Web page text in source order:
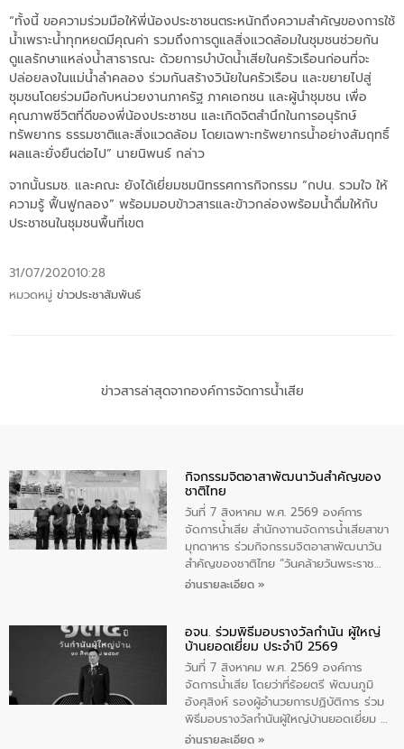
“ทั้งนี้ ขอความร่วมมือให้พี่น้องประชาชนตระหนักถึงความสำคัญของการใช้
น้ำเพราะน้ำทุกหยดมีคุณค่า รวมถึงการดูแลสิ่งแวดล้อมในชุมชนช่วยกัน
ดูแลรักษาแหล่งน้ำสาธารณะ ด้วยการบำบัดน้ำเสียในครัวเรือนก่อนที่จะ
ปล่อยลงในแม่น้ำลำคลอง ร่วมกันสร้างวินัยในครัวเรือน และขยายไปสู่
ชุมชนโดยร่วมมือกับหน่วยงานภาครัฐ ภาคเอกชน และผู้นำชุมชน เพื่อ
คุณภาพชีวิตที่ดีของพี่น้องประชาชน และเกิดจิตสำนึกในการอนุรักษ์
ทรัพยากร ธรรมชาติและสิ่งแวดล้อม โดยเฉพาะทรัพยากรน้ำอย่างสัมฤทธิ์
ผลและยั่งยืนต่อไป” นายนิพนธ์ กล่าว
จากนั้นรมช. และคณะ ยังได้เยี่ยมชมนิทรรศการกิจกรรม “กปน. รวมใจ ให้
ความรู้ ฟื้นฟูกลอง” พร้อมมอบข้าวสารและข้าวกล่องพร้อมน้ำดื่มให้กับ
ประชาชนในชุมชนพื้นที่เขต
31/07/202010:28
หมวดหมู่ ข่าวประชาสัมพันธ์
ข่าวสารล่าสุดจากองค์การจัดการน้ำเสีย
กิจกรรมจิตอาสาพัฒนาวันสําคัญของ
ชาติไทย
วันที่ 7 สิงหาคม พ.ศ. 2569 องค์การ
จัดการน้ำเสีย สำนักงาานจัดการน้ำเสียสาขา
มุกดาหาร ร่วมกิจกรรมจิตอาสาพัฒนาวัน
สําคัญของชาติไทย “วันคล้ายวันพระราช
สมภพ สมเด็จพระนางเจ้าสิริกิติ์พระบรม
ทิพย์คำ รองผู้ว่าราชการจังหวัดมุกดาหาร
เป็นประธานในพิธี ณ เรือนจําชั่วคราวนาโสก
ตําบลนาโสก อําเภอเมืองมุกดาหาร จังหวัด
มุกดาหาร โดยในกิจกรรมได้ร่วมปลูกป่า และ
ทําความสะอาดภายในบริเวณ จัดกิจกรรม
เพื่อถวายเป็นพระราชกุศล สมเด็จพระนาง
เจ้าสิริกิติ์พระบรมราชินีนาถ พระบรมราช
อ่านรายละเอียด »
อจน. ร่วมพิธีมอบรางวัลกำนัน ผู้ใหญ่
บ้านยอดเยี่ยม ประจำปี 2569
วันที่ 7 สิงหาคม พ.ศ. 2569 องค์การ
จัดการน้ำเสีย โดยว่าที่ร้อยตรี พัฒนภูมิ
อังศุสิงห์ รองผู้อำนวยการปฏิบัติการ ร่วม
พิธีมอบรางวัลกำนันผู้ใหญ่บ้านยอดเยี่ยม ณ
ทำเนียบรัฐบาล โดยมีนายอนุทิน ชาญวีรกูล
อ่านรายละเอียด »